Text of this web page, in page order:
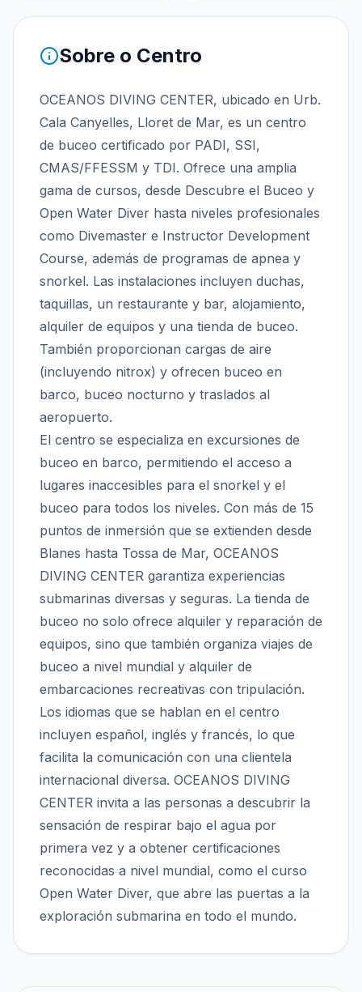
Sobre o Centro
OCEANOS DIVING CENTER, ubicado en Urb.
Cala Canyelles, Lloret de Mar, es un centro
de buceo certificado por PADI, SSI,
CMAS/FFESSM y TDI. Ofrece una amplia
gama de cursos, desde Descubre el Buceo y
Open Water Diver hasta niveles profesionales
como Divemaster e Instructor Development
Course, además de programas de apnea y
snorkel. Las instalaciones incluyen duchas,
taquillas, un restaurante y bar, alojamiento,
alquiler de equipos y una tienda de buceo.
También proporcionan cargas de aire
(incluyendo nitrox) y ofrecen buceo en
barco, buceo nocturno y traslados al
aeropuerto.
El centro se especializa en excursiones de
buceo en barco, permitiendo el acceso a
lugares inaccesibles para el snorkel y el
buceo para todos los niveles. Con más de 15
puntos de inmersión que se extienden desde
Blanes hasta Tossa de Mar, OCEANOS
DIVING CENTER garantiza experiencias
submarinas diversas y seguras. La tienda de
buceo no solo ofrece alquiler y reparación de
equipos, sino que también organiza viajes de
buceo a nivel mundial y alquiler de
embarcaciones recreativas con tripulación.
Los idiomas que se hablan en el centro
incluyen español, inglés y francés, lo que
facilita la comunicación con una clientela
internacional diversa. OCEANOS DIVING
CENTER invita a las personas a descubrir la
sensación de respirar bajo el agua por
primera vez y a obtener certificaciones
reconocidas a nivel mundial, como el curso
Open Water Diver, que abre las puertas a la
exploración submarina en todo el mundo.